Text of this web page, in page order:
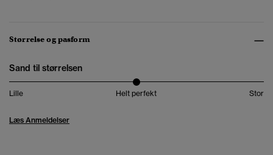
Størrelse og pasform
Sand til størrelsen
Lille Helt perfekt Stor
Læs Anmeldelser